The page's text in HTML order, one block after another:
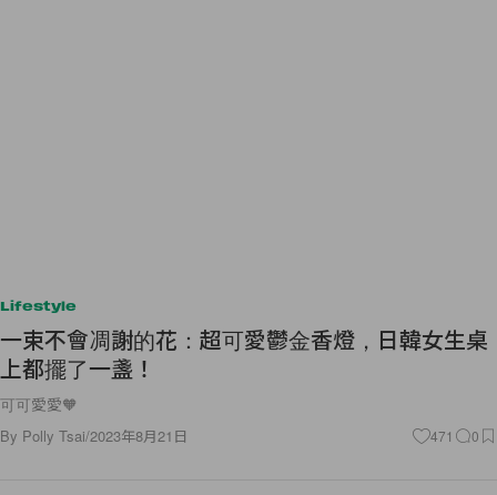
Lifestyle
一束不會凋謝的花：超可愛鬱金香燈，日韓女生桌
上都擺了一盞！
可可愛愛🧡
By Polly Tsai/2023年8月21日 471 0